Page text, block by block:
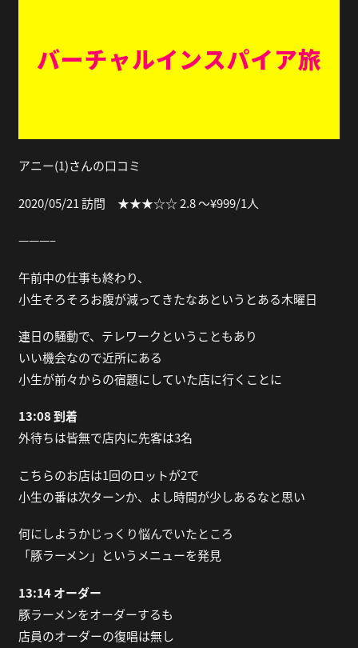
アニー(1)さんの口コミ
2020/05/21 訪問 ★★★☆☆ 2.8 〜¥999/1人
———–
午前中の仕事も終わり、
小生そろそろお腹が減ってきたなあというとある木曜日
連日の騒動で、テレワークということもあり
いい機会なので近所にある
小生が前々からの宿題にしていた店に行くことに
13:08 到着
外待ちは皆無で店内に先客は3名
こちらのお店は1回のロットが2で
小生の番は次ターンか、よし時間が少しあるなと思い
何にしようかじっくり悩んでいたところ
「豚ラーメン」というメニューを発見
13:14 オーダー
豚ラーメンをオーダーするも
店員のオーダーの復唱は無し